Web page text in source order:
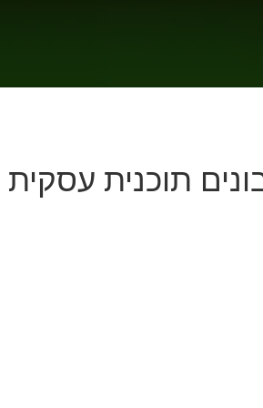
תוכנית